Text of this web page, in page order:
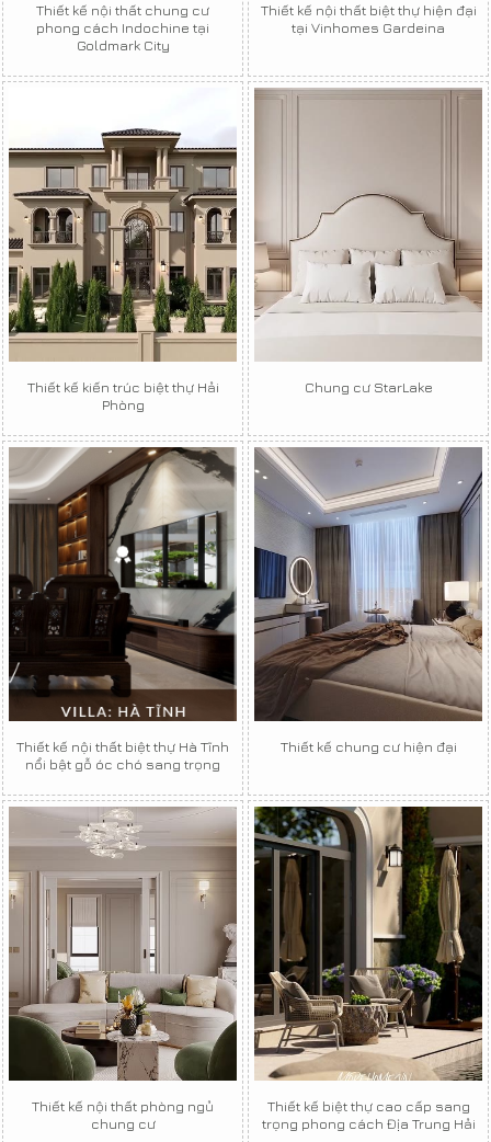
Thiết kế nội thất chung cư
phong cách Indochine tại
Goldmark City
Thiết kế nội thất biệt thự hiện đại
tại Vinhomes Gardeina
Thiết kế kiến trúc biệt thự Hải
Phòng
Chung cư StarLake
Thiết kế nội thất biệt thự Hà Tĩnh
nổi bật gỗ óc chó sang trọng
Thiết kế chung cư hiện đại
Thiết kế nội thất phòng ngủ
chung cư
Thiết kế biệt thự cao cấp sang
trọng phong cách Địa Trung Hải